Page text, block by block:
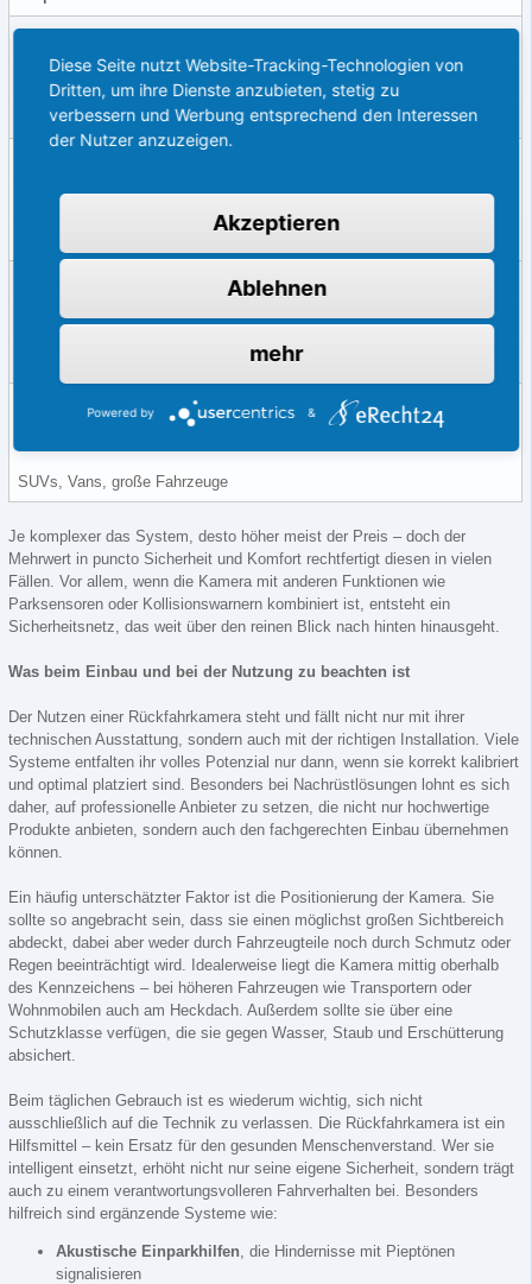
Günstig, einfach zu montieren
Kleinwagen, Wenigfahrer
Präzises Einparken durch Lenkbewegungslinien
Nachrüstbar ohne große Umbauten
360°-Kamera
SUVs, Vans, große Fahrzeuge
Je komplexer das System, desto höher meist der Preis – doch der
Mehrwert in puncto Sicherheit und Komfort rechtfertigt diesen in vielen
Fällen. Vor allem, wenn die Kamera mit anderen Funktionen wie
Parksensoren oder Kollisionswarnern kombiniert ist, entsteht ein
Sicherheitsnetz, das weit über den reinen Blick nach hinten hinausgeht.
Was beim Einbau und bei der Nutzung zu beachten ist
Der Nutzen einer Rückfahrkamera steht und fällt nicht nur mit ihrer
technischen Ausstattung, sondern auch mit der richtigen Installation. Viele
Systeme entfalten ihr volles Potenzial nur dann, wenn sie korrekt kalibriert
und optimal platziert sind. Besonders bei Nachrüstlösungen lohnt es sich
daher, auf professionelle Anbieter zu setzen, die nicht nur hochwertige
Produkte anbieten, sondern auch den fachgerechten Einbau übernehmen
können.
Ein häufig unterschätzter Faktor ist die Positionierung der Kamera. Sie
sollte so angebracht sein, dass sie einen möglichst großen Sichtbereich
abdeckt, dabei aber weder durch Fahrzeugteile noch durch Schmutz oder
Regen beeinträchtigt wird. Idealerweise liegt die Kamera mittig oberhalb
des Kennzeichens – bei höheren Fahrzeugen wie Transportern oder
Wohnmobilen auch am Heckdach. Außerdem sollte sie über eine
Schutzklasse verfügen, die sie gegen Wasser, Staub und Erschütterung
absichert.
Beim täglichen Gebrauch ist es wiederum wichtig, sich nicht
ausschließlich auf die Technik zu verlassen. Die Rückfahrkamera ist ein
Hilfsmittel – kein Ersatz für den gesunden Menschenverstand. Wer sie
intelligent einsetzt, erhöht nicht nur seine eigene Sicherheit, sondern trägt
auch zu einem verantwortungsvolleren Fahrverhalten bei. Besonders
hilfreich sind ergänzende Systeme wie:
Akustische Einparkhilfen, die Hindernisse mit Pieptönen
signalisieren
Diese Seite nutzt Website-Tracking-Technologien von
Dritten, um ihre Dienste anzubieten, stetig zu
verbessern und Werbung entsprechend den Interessen
der Nutzer anzuzeigen.
Akzeptieren
Ablehnen
mehr
Powered by &